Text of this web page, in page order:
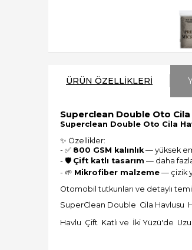
ÜRÜN ÖZELLIKLERI
Superclean Double Oto
Superclean Double Oto Cila
✨ Özellikler:
- ✅ 800 GSM kalınlık — yüksek
- 🛡 Çift katlı tasarım — daha
- 🌱 Mikrofiber malzeme — çizik
Otomobil tutkunları ve detaylı
SuperClean Double Cila Havlusu
Havlu Çift Katlı ve İki Yüzü'de